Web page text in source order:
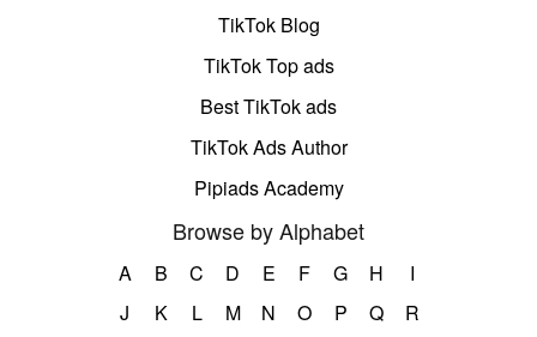
TikTok Blog
TikTok Top ads
Best TikTok ads
TikTok Ads Author
Pipiads Academy
Browse by Alphabet
A B C D E F G H
I
J
K L M N O P Q
R